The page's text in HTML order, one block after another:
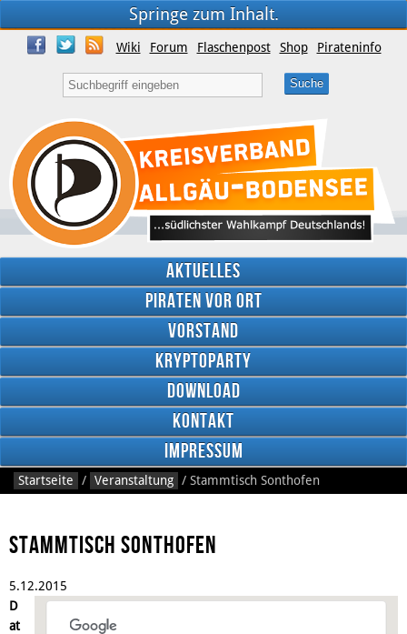
Springe zum Inhalt.
Facebook
RSS
Wiki Forum Flaschenpost Shop Pirateninfo
Aktuelles
Piraten vor Ort
Vorstand
Kryptoparty
Download
Kontakt
Impressum
Startseite / Veranstaltung / Stammtisch Sonthofen
Stammtisch Sonthofen
5.12.2015
D
at